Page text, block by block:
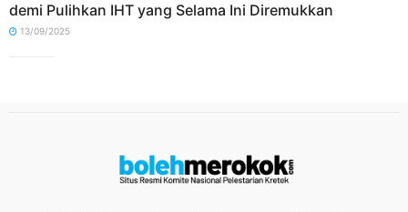
demi Pulihkan IHT yang Selama Ini Diremukkan
13/09/2025